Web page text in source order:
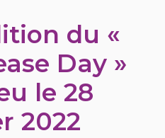
du «
Day »
le 28
2022